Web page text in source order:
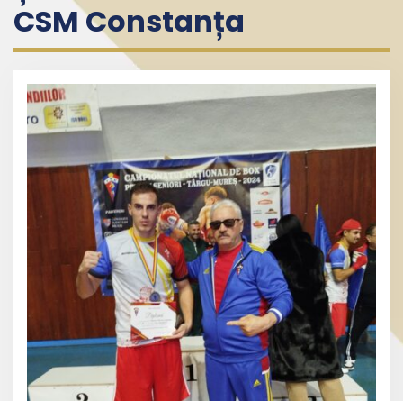
CSM Constanța